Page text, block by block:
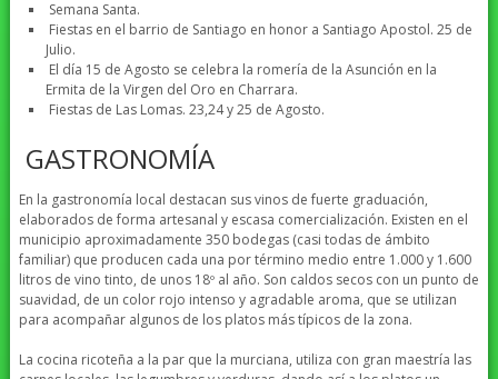
Semana Santa.
Fiestas en el barrio de Santiago en honor a Santiago Apostol. 25 de
Julio.
El día 15 de Agosto se celebra la romería de la Asunción en la
Ermita de la Virgen del Oro en Charrara.
Fiestas de Las Lomas. 23,24 y 25 de Agosto.
GASTRONOMÍA
En la gastronomía local destacan sus vinos de fuerte graduación,
elaborados de forma artesanal y escasa comercialización. Existen en el
municipio aproximadamente 350 bodegas (casi todas de ámbito
familiar) que producen cada una por término medio entre 1.000 y 1.600
litros de vino tinto, de unos 18º al año. Son caldos secos con un punto de
suavidad, de un color rojo intenso y agradable aroma, que se utilizan
para acompañar algunos de los platos más típicos de la zona.
La cocina ricoteña a la par que la murciana, utiliza con gran maestría las